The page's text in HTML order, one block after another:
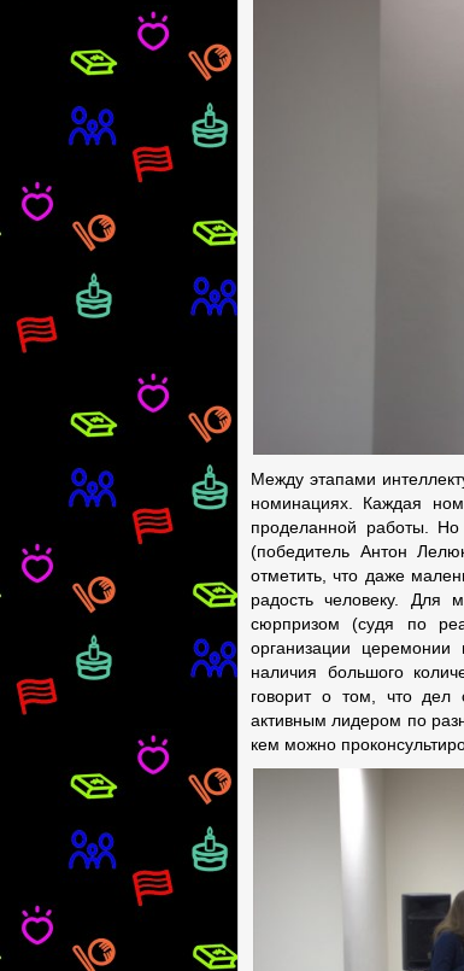
Между этапами
номинациях. Каждая
проделанной работы.
(победитель Антон
отметить, что даже
радость человеку.
сюрпризом (судя по
организации церемонии
наличия большого
говорит о том, что дел
активным лидером по
кем можно